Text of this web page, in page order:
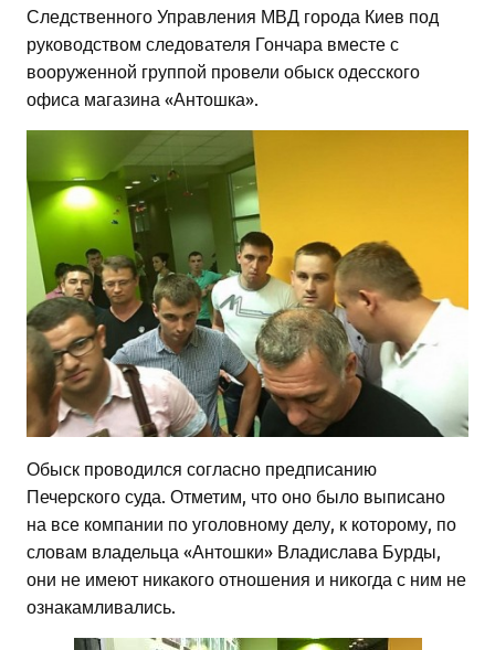
Следственного Управления МВД города Киев под
руководством следователя Гончара вместе с
вооруженной группой провели обыск одесского
офиса магазина «Антошка».
Обыск проводился согласно предписанию
Печерского суда. Отметим, что оно было выписано
на все компании по уголовному делу, к которому, по
словам владельца «Антошки» Владислава Бурды,
они не имеют никакого отношения и никогда с ним не
ознакамливались.